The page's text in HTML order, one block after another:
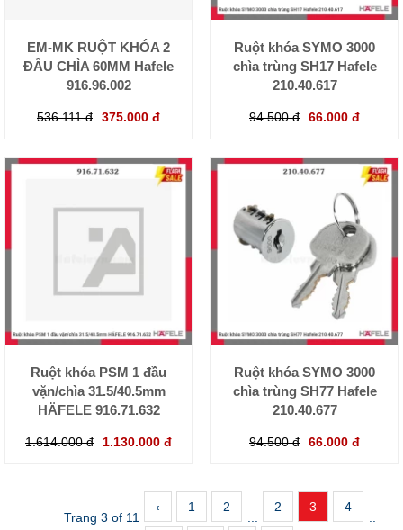
EM-MK RUỘT KHÓA 2
ĐẦU CHÌA 60MM Hafele
916.96.002
536.111 đ 375.000 đ
Ruột khóa SYMO 3000
chìa trùng SH17 Hafele
210.40.617
94.500 đ 66.000 đ
Ruột khóa PSM 1 đầu
vặn/chìa 31.5/40.5mm
HÄFELE 916.71.632
1.614.000 đ 1.130.000 đ
Ruột khóa SYMO 3000
chìa trùng SH77 Hafele
210.40.677
94.500 đ 66.000 đ
Trang 3 of 11
‹ 1 2 2 3 4